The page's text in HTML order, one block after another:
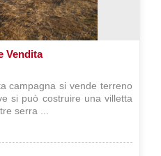
Vendita
campagna si vende terreno
si può costruire una villetta
serra ...